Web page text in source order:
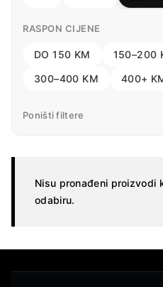
RASPON CIJENE
DO 150 KM 150–200
300–400 KM
400+
Poništi filtere
Nisu pronađeni proizvodi
odabiru.